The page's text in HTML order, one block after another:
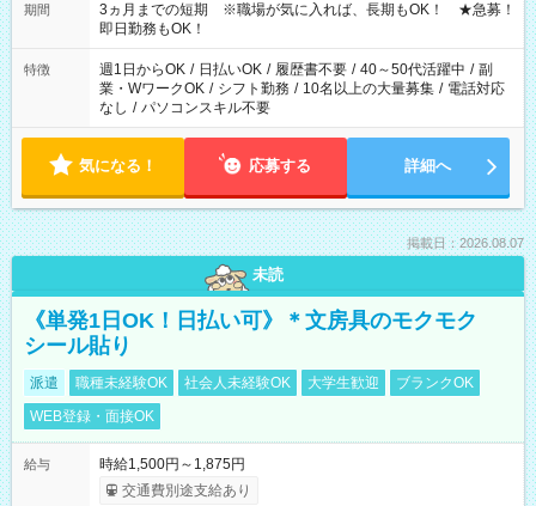
期間
3ヵ月までの短期 ※職場が気に入れば、長期もOK！ ★急募！
即日勤務もOK！
特徴 週1日からOK / 日払いOK / 履歴書不要 / 40～50代活躍中 / 副
業・WワークOK / シフト勤務 / 10名以上の大量募集 / 電話対応
なし / パソコンスキル不要
気になる！ 応募する 詳細へ
掲載日：2026.08.07
未読
《単発1日OK！日払い可》＊文房具のモクモク
シール貼り
派遣 職種未経験OK 社会人未経験OK 大学生歓迎
ブランクOK
WEB登録・面接OK
給与
時給1,500円～1,875円
交通費別途支給あり